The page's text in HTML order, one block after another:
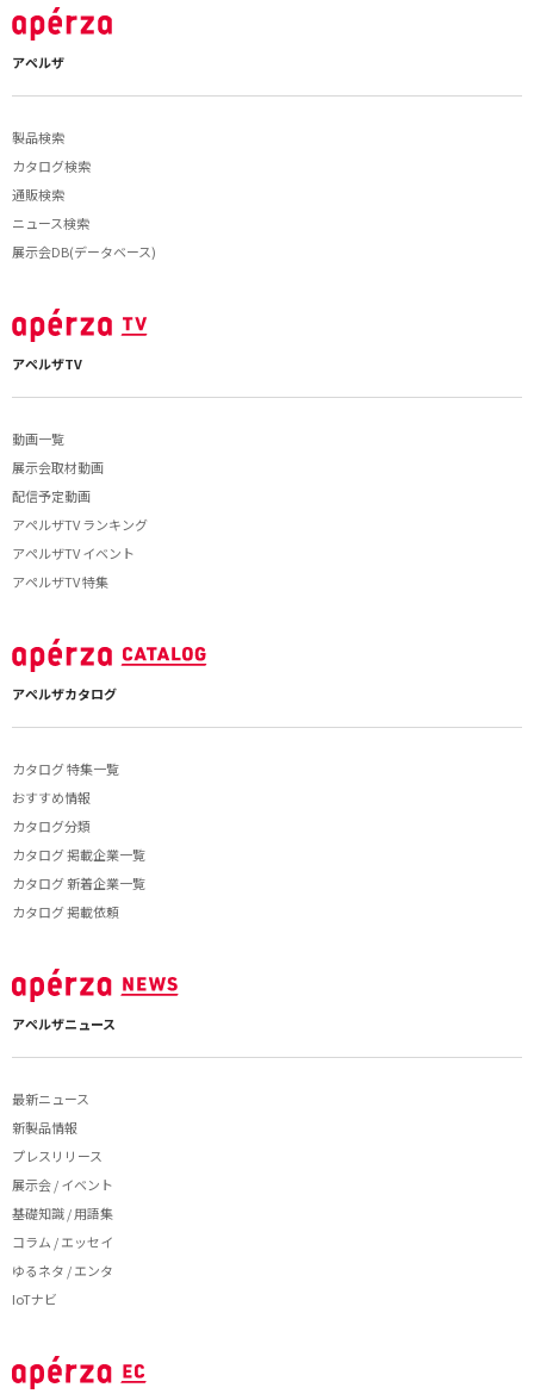
アペルザ
製品検索
カタログ検索
通販検索
ニュース検索
展示会DB(データベース)
アペルザTV
動画一覧
展示会取材動画
配信予定動画
アペルザTV ランキング
アペルザTV イベント
アペルザTV 特集
アペルザカタログ
カタログ 特集一覧
おすすめ情報
カタログ分類
カタログ 掲載企業一覧
カタログ 新着企業一覧
カタログ 掲載依頼
アペルザニュース
最新ニュース
新製品情報
プレスリリース
展示会 / イベント
基礎知識 / 用語集
コラム / エッセイ
ゆるネタ / エンタ
IoTナビ